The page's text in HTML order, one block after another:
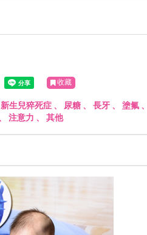
收藏
新生兒猝死症、 尿糖、 長牙、 塗氟、
注意力 、 其他